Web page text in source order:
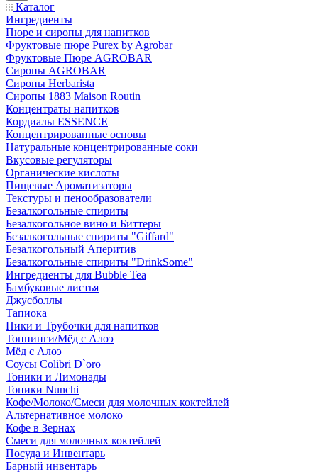
Каталог
Ингредиенты
Пюре и сиропы для напитков
Фруктовые пюре Purex by Agrobar
Фруктовые Пюре AGROBAR
Сиропы AGROBAR
Сиропы Herbarista
Сиропы 1883 Maison Routin
Концентраты напитков
Кордиалы ESSENCE
Концентрированные основы
Натуральные концентрированные соки
Вкусовые регуляторы
Органические кислоты
Пищевые Ароматизаторы
Текстуры и пенообразователи
Безалкогольные спириты
Безалкогольное вино и Биттеры
Безалкогольные спириты "Giffard"
Безалкогольный Аперитив
Безалкогольные спириты "DrinkSome"
Ингредиенты для Bubble Tea
Бамбуковые листья
Джусболлы
Тапиока
Пики и Трубочки для напитков
Топпинги/Мёд с Алоэ
Мёд с Алоэ
Соусы Colibri D`oro
Тоники и Лимонады
Тоники Nunchi
Кофе/Молоко/Смеси для молочных коктейлей
Альтернативное молоко
Кофе в Зернах
Смеси для молочных коктейлей
Посуда и Инвентарь
Барный инвентарь